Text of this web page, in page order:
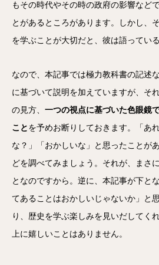
もその時代やその時の政府の影響など
とがあるところがあります。しかし、
を学ぶことが大切だと、彼は語ってい
なので、本記事では極力教科書の記述
に基づいて説明を加えていますが、そ
の見方、 一つの視点に基づいた色眼鏡
こと を予めお断りしておきます。「あ
な？」「おかしいな」と思ったことが
どを調べてみましょう。それが、まさ
となのですから。逆に、本記事が下と
てあることはおかしいじゃないか」と
り、歴史を学ぶ楽しみを見いだしてく
上に嬉しいことはありません。